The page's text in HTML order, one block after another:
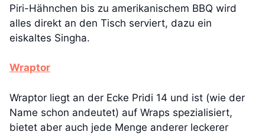
Piri-Hähnchen bis zu amerikanischem BBQ wird
alles direkt an den Tisch serviert, dazu ein
eiskaltes Singha.
Wraptor
Wraptor liegt an der Ecke Pridi 14 und ist (wie der
Name schon andeutet) auf Wraps spezialisiert,
bietet aber auch jede Menge anderer leckerer